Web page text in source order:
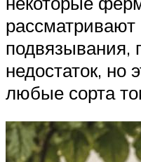
подвязывания,
недостаток, но
любые сорта